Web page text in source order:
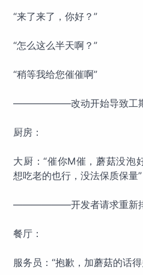
“来了来了，你好？”
“怎么这么半天啊？”
“稍等我给您催催啊”
——————改动开始导致工
厨房：
大厨：“催你M催，蘑菇没泡
想吃老的也行，没法保质保量”
——————开发者请求重新
餐厅：
服务员：“抱歉，加蘑菇的话